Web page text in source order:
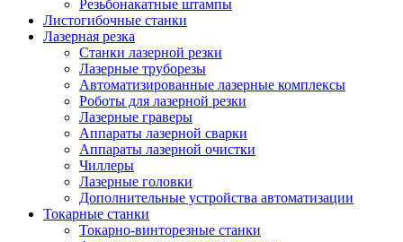
Резьбонакатные штампы
Листогибочные станки
Лазерная резка
Станки лазерной резки
Лазерные труборезы
Автоматизированные лазерные комплексы
Роботы для лазерной резки
Лазерные граверы
Аппараты лазерной сварки
Аппараты лазерной очистки
Чиллеры
Лазерные головки
Дополнительные устройства автоматизации
Токарные станки
Токарно-винторезные станки